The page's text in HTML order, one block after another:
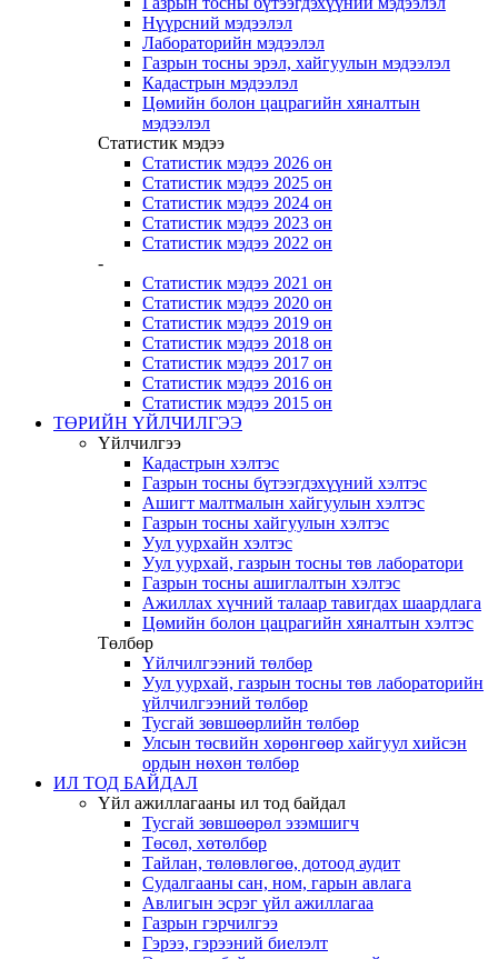
Нүүрсний мэдээлэл
Лабораторийн мэдээлэл
Газрын тосны эрэл, хайгуулын мэдээлэл
Кадастрын мэдээлэл
Цөмийн болон цацрагийн хяналтын
мэдээлэл
Статистик мэдээ
Статистик мэдээ 2026 он
Статистик мэдээ 2025 он
Статистик мэдээ 2024 он
Статистик мэдээ 2023 он
Статистик мэдээ 2022 он
-
Статистик мэдээ 2021 он
Статистик мэдээ 2020 он
Статистик мэдээ 2019 он
Статистик мэдээ 2018 он
Статистик мэдээ 2017 он
Статистик мэдээ 2016 он
Статистик мэдээ 2015 он
ТӨРИЙН ҮЙЛЧИЛГЭЭ
Үйлчилгээ
Кадастрын хэлтэс
Газрын тосны бүтээгдэхүүний хэлтэс
Ашигт малтмалын хайгуулын хэлтэс
Газрын тосны хайгуулын хэлтэс
Уул уурхайн хэлтэс
Уул уурхай, газрын тосны төв лаборатори
Газрын тосны ашиглалтын хэлтэс
Ажиллах хүчний талаар тавигдах шаардлага
Цөмийн болон цацрагийн хяналтын хэлтэс
Төлбөр
Үйлчилгээний төлбөр
Уул уурхай, газрын тосны төв лабораторийн
үйлчилгээний төлбөр
Тусгай зөвшөөрлийн төлбөр
Улсын төсвийн хөрөнгөөр хайгуул хийсэн
ордын нөхөн төлбөр
ИЛ ТОД БАЙДАЛ
Үйл ажиллагааны ил тод байдал
Тусгай зөвшөөрөл эзэмшигч
Төсөл, хөтөлбөр
Тайлан, төлөвлөгөө, дотоод аудит
Судалгааны сан, ном, гарын авлага
Авлигын эсрэг үйл ажиллагаа
Газрын гэрчилгээ
Гэрээ, гэрээний биелэлт